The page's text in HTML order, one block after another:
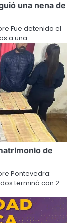
una nena de
Fue detenido el
a una…
de
Pontevedra:
terminó con 2